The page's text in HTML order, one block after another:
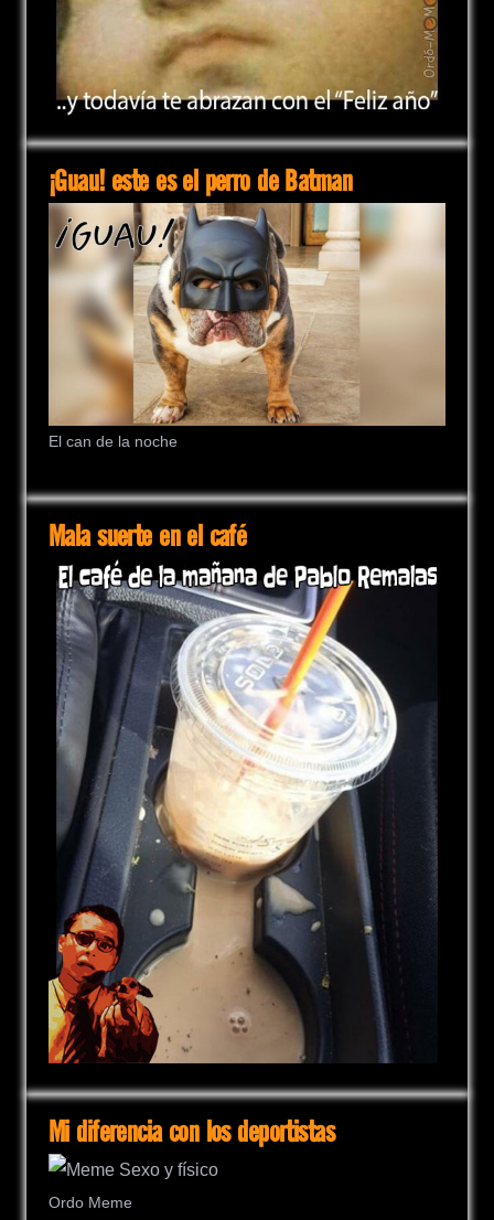
¡Guau! este es el perro de Batman
El can de la noche
Mala suerte en el café
Mi diferencia con los deportistas
Ordo Meme